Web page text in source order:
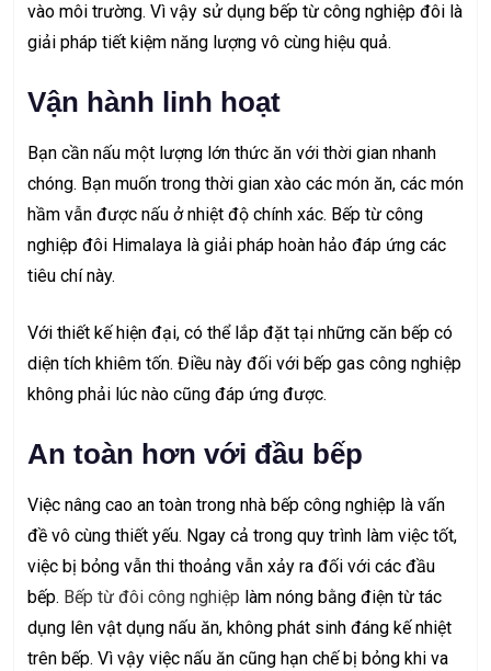
vào môi trường. Vì vậy sử dụng bếp từ công nghiệp đôi là
giải pháp tiết kiệm năng lượng vô cùng hiệu quả.
Vận hành linh hoạt
Bạn cần nấu một lượng lớn thức ăn với thời gian nhanh
chóng. Bạn muốn trong thời gian xào các món ăn, các món
hầm vẫn được nấu ở nhiệt độ chính xác. Bếp từ công
nghiệp đôi Himalaya là giải pháp hoàn hảo đáp ứng các
tiêu chí này.
Với thiết kế hiện đại, có thể lắp đặt tại những căn bếp có
diện tích khiêm tốn. Điều này đối với bếp gas công nghiệp
không phải lúc nào cũng đáp ứng được.
An toàn hơn với đầu bếp
Việc nâng cao an toàn trong nhà bếp công nghiệp là vấn
đề vô cùng thiết yếu. Ngay cả trong quy trình làm việc tốt,
việc bị bỏng vẫn thi thoảng vẫn xảy ra đối với các đầu
bếp. Bếp từ đôi công nghiệp làm nóng bằng điện từ tác
dụng lên vật dụng nấu ăn, không phát sinh đáng kế nhiệt
trên bếp. Vì vậy việc nấu ăn cũng hạn chế bị bỏng khi va